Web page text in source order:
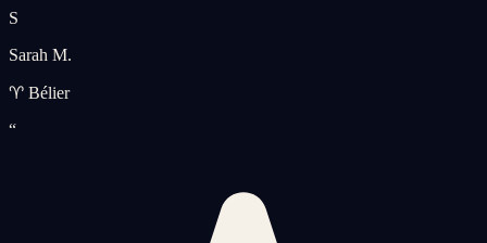
S
Sarah M.
♈ Bélier
“